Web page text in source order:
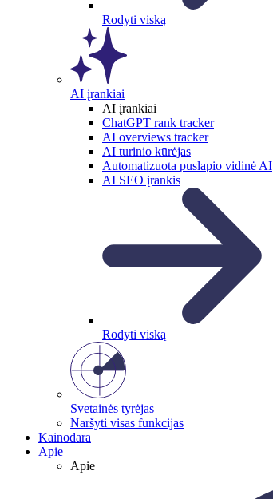
Rodyti viską
AI įrankiai
AI įrankiai
ChatGPT rank tracker
AI overviews tracker
AI turinio kūrėjas
Automatizuota puslapio vidinė AI
AI SEO įrankis
Rodyti viską
Svetainės tyrėjas
Naršyti visas funkcijas
Kainodara
Apie
Apie